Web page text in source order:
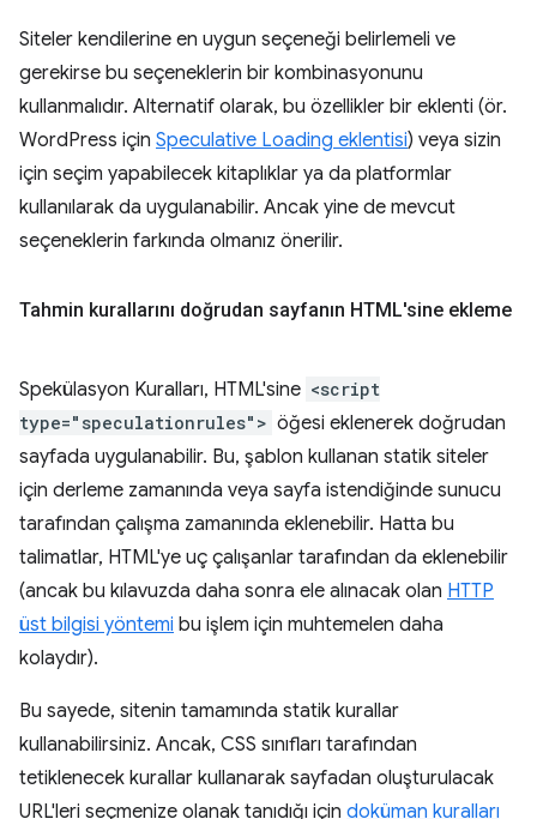
Siteler kendilerine en uygun seçeneği belirlemeli ve
gerekirse bu seçeneklerin bir kombinasyonunu
kullanmalıdır. Alternatif olarak, bu özellikler bir eklenti (ör.
WordPress için Speculative Loading eklentisi) veya sizin
için seçim yapabilecek kitaplıklar ya da platformlar
kullanılarak da uygulanabilir. Ancak yine de mevcut
seçeneklerin farkında olmanız önerilir.
Tahmin kurallarını doğrudan sayfanın HTML'sine ekleme
Spekülasyon Kuralları, HTML'sine <script
type="speculationrules"> öğesi eklenerek doğrudan
sayfada uygulanabilir. Bu, şablon kullanan statik siteler
için derleme zamanında veya sayfa istendiğinde sunucu
tarafından çalışma zamanında eklenebilir. Hatta bu
talimatlar, HTML'ye uç çalışanlar tarafından da eklenebilir
(ancak bu kılavuzda daha sonra ele alınacak olan HTTP
üst bilgisi yöntemi bu işlem için muhtemelen daha
kolaydır).
Bu sayede, sitenin tamamında statik kurallar
kullanabilirsiniz. Ancak, CSS sınıfları tarafından
tetiklenecek kurallar kullanarak sayfadan oluşturulacak
URL'leri seçmenize olanak tanıdığı için doküman kuralları